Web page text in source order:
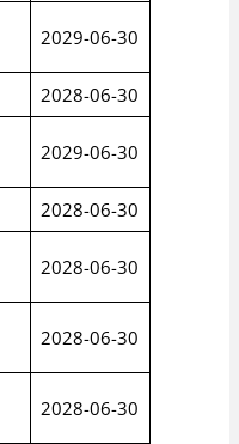
2029-06-30
2028-06-30
2029-06-30
2028-06-30
2028-06-30
2028-06-30
2028-06-30